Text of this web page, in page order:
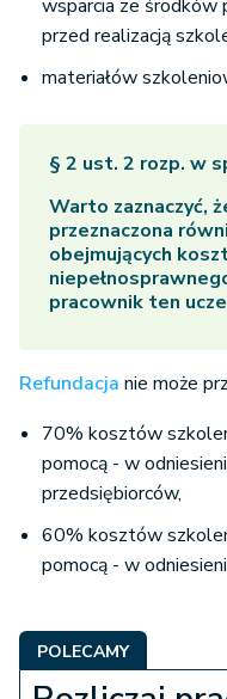
wsparcia ze środków
przed realizacją
materiałów
§ 2 ust. 2 rozp. w
Warto zaznaczyć,
przeznaczona
obejmujących
pracownik ten
Refundacja nie może
70% kosztów
pomocą - w
przedsiębiorców,
60% kosztów
pomocą - w
POLECAMY